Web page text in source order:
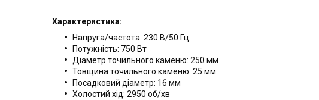
Характеристика:
Напруга/частота: 230 В/50 Гц
Потужність: 750 Вт
Діаметр точильного каменю: 250 мм
Товщина точильного каменю: 25 мм
Посадковий діаметр: 16 мм
Холостий хід: 2950 об/хв